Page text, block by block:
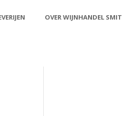
OVER WIJNHANDEL SMIT